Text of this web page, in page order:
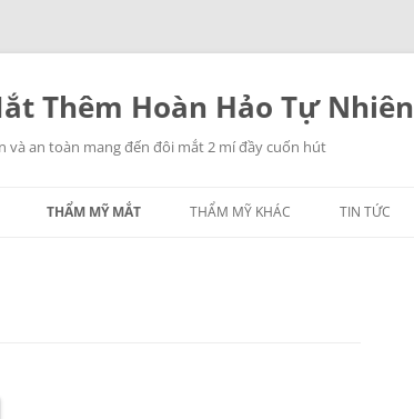
Thêm Hoàn Hảo Tự Nhiên
và an toàn mang đến đôi mắt 2 mí đầy cuốn hút
THẨM MỸ MẮT THẨM MỸ KHÁC TIN TỨC